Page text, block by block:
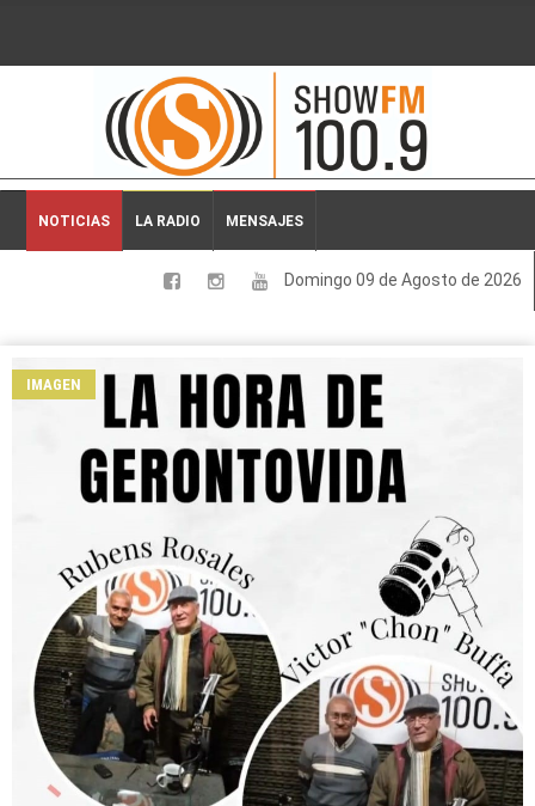
2026-08-09 05:45:47
NOTICIAS LA RADIO MENSAJES
Domingo 09 de Agosto de 2026
LOCALES
DEPORTES
ESPECTACULOS
INTERNACIONALES
IMAGEN